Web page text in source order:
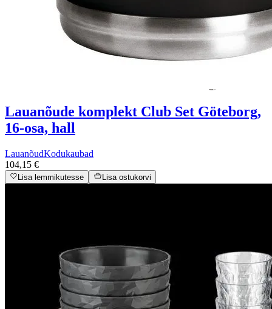
Lauanõude komplekt Club Set Göteborg,
16-osa, hall
LauanõudKodukaubad
104,15 €
Lisa lemmikutesse Lisa ostukorvi